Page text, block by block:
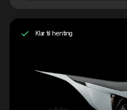
Klar til henting